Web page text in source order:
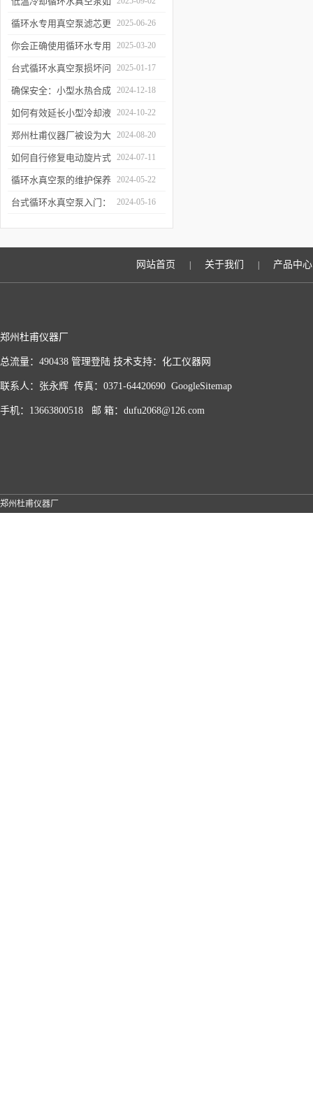
何提升制冷与真空效率？
循环水专用真空泵滤芯更
换周期：基于水质污染度
的判断方法
2025-06-26
你会正确使用循环水专用
真空泵吗？
2025-03-20
台式循环水真空泵损坏问
题诊断与预防措施
2025-01-17
确保安全：小型水热合成
反应釜的操作与维护建议
2024-12-18
如何有效延长小型冷却液
水循环泵的使用寿命？
2024-10-22
郑州杜甫仪器厂被设为大
学生实习就业基地
2024-08-20
如何自行修复电动旋片式
真空泵无法启动的问题
2024-07-11
循环水真空泵的维护保养
与故障排除指南
2024-05-22
台式循环水真空泵入门： 2024-05-16
网站首页 关于我们 产品中心
郑州杜甫仪器厂
总流量：490438 管理登陆 技术支持： 化工仪器网
联系人：张永辉 传真：0371-64420690 GoogleSitemap
手机：13663800518 邮 箱：dufu2068@126.com
郑州杜甫仪器厂